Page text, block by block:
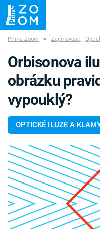
ZÁHADY VETŘELCI
Témata
Témata
Pořady
TV Program
Prima Zoom ■ Zajímavosti
OPTICKÉ ILUZE A
Orbisonova
obrázku
vypouklý?